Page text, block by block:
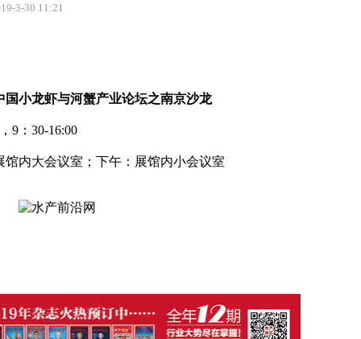
3-30 11:21
小龙虾与河蟹产业论坛之南京沙龙
：30-16:00
内大会议室；下午：展馆内小会议室